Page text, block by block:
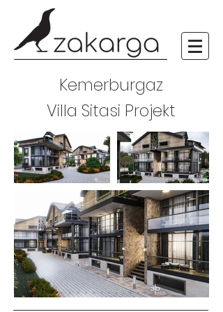
Kemerburgaz
Villa Sitasi Projekt